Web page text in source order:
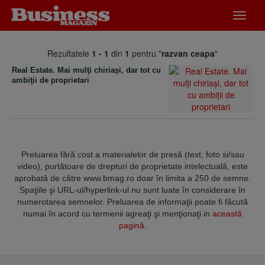
meniu
Rezultatele 1 - 1 din 1 pentru "razvan ceapa"
Real Estate. Mai mulţi chiriaşi, dar tot cu
ambiţii de proprietari
Preluarea fără cost a materialelor de presă (text, foto si/sau
video), purtătoare de drepturi de proprietate intelectuală, este
aprobată de către www.bmag.ro doar în limita a 250 de semne.
Spaţiile şi URL-ul/hyperlink-ul nu sunt luate în considerare în
numerotarea semnelor. Preluarea de informaţii poate fi făcută
numai în acord cu termenii agreaţi şi menţionaţi in această
pagină